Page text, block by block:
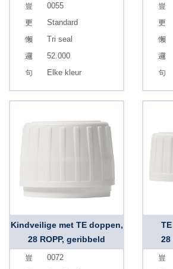
0055
Standard
Tri seal
52.000
Elke kleur
Kindveilige met TE doppen,
28 ROPP, geribbeld
0072
28